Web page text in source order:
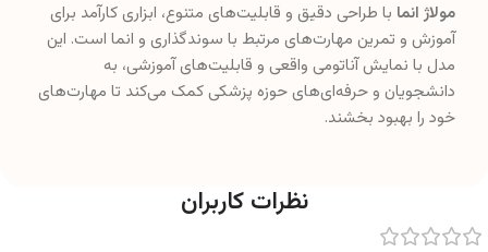
مولاژ انما با طراحی دقیق و قابلیت‌های متنوع، ابزاری کارآمد برای
آموزش و تمرین مهارت‌های مرتبط با سوندگذاری و انما است. این
مدل با نمایش آناتومی واقعی و قابلیت‌های آموزشی، به
دانشجویان و حرفه‌ای‌های حوزه پزشکی کمک می‌کند تا مهارت‌های
خود را بهبود بخشند.
نظرات کاربران